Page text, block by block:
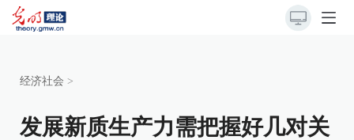
经济社会 >
发展新质生产力需把握好几对关